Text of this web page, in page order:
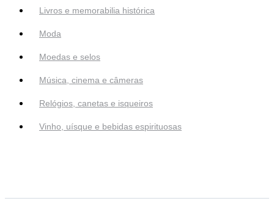
Livros e memorabilia histórica
Moda
Moedas e selos
Música, cinema e câmeras
Relógios, canetas e isqueiros
Vinho, uísque e bebidas espirituosas